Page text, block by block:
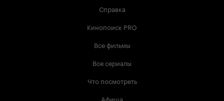
Справка
Кинопоиск PRO
Все фильмы
Все сериалы
Что посмотреть
Афиша